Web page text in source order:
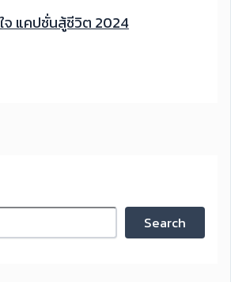
จ แคปชั่นสู้ชีวิต 2024
Search